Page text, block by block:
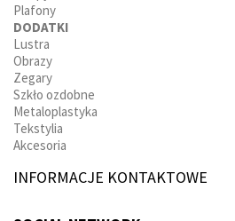
Plafony
DODATKI
Lustra
Obrazy
Zegary
Szkło ozdobne
Metaloplastyka
Tekstylia
Akcesoria
INFORMACJE KONTAKTOWE